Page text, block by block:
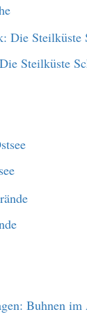
Steilküste